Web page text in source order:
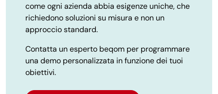
come ogni azienda abbia esigenze uniche, che
richiedono soluzioni su misura e non un
approccio standard.
Contatta un esperto beqom per programmare
una demo personalizzata in funzione dei tuoi
obiettivi.